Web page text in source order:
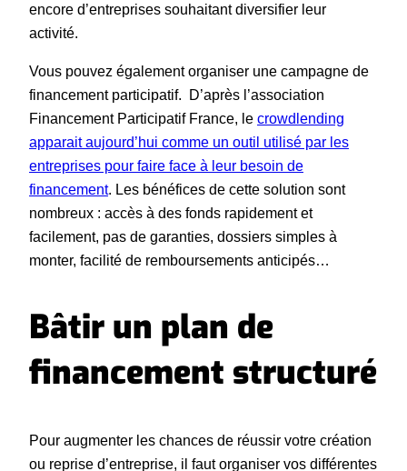
encore d’entreprises souhaitant diversifier leur
activité.
Vous pouvez également organiser une campagne de
financement participatif. D’après l’association
Financement Participatif France, le crowdlending
apparait aujourd’hui comme un outil utilisé par les
entreprises pour faire face à leur besoin de
financement. Les bénéfices de cette solution sont
nombreux : accès à des fonds rapidement et
facilement, pas de garanties, dossiers simples à
monter, facilité de remboursements anticipés…
Bâtir un plan de
financement structuré
Pour augmenter les chances de réussir votre création
ou reprise d’entreprise, il faut organiser vos différentes